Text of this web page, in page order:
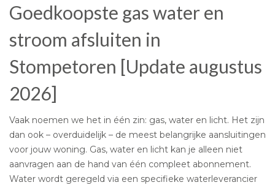
Goedkoopste gas water en
stroom afsluiten in
Stompetoren [Update augustus
2026]
Vaak noemen we het in één zin: gas, water en licht. Het zijn
dan ook – overduidelijk – de meest belangrijke aansluitingen
voor jouw woning. Gas, water en licht kan je alleen niet
aanvragen aan de hand van één compleet abonnement.
Water wordt geregeld via een specifieke waterleverancier